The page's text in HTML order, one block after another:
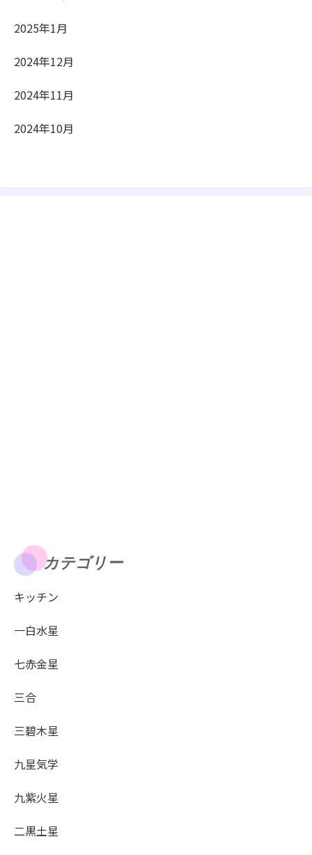
2025年1月
2024年12月
2024年11月
2024年10月
カテゴリー
キッチン
一白水星
七赤金星
三合
三碧木星
九星気学
九紫火星
二黒土星